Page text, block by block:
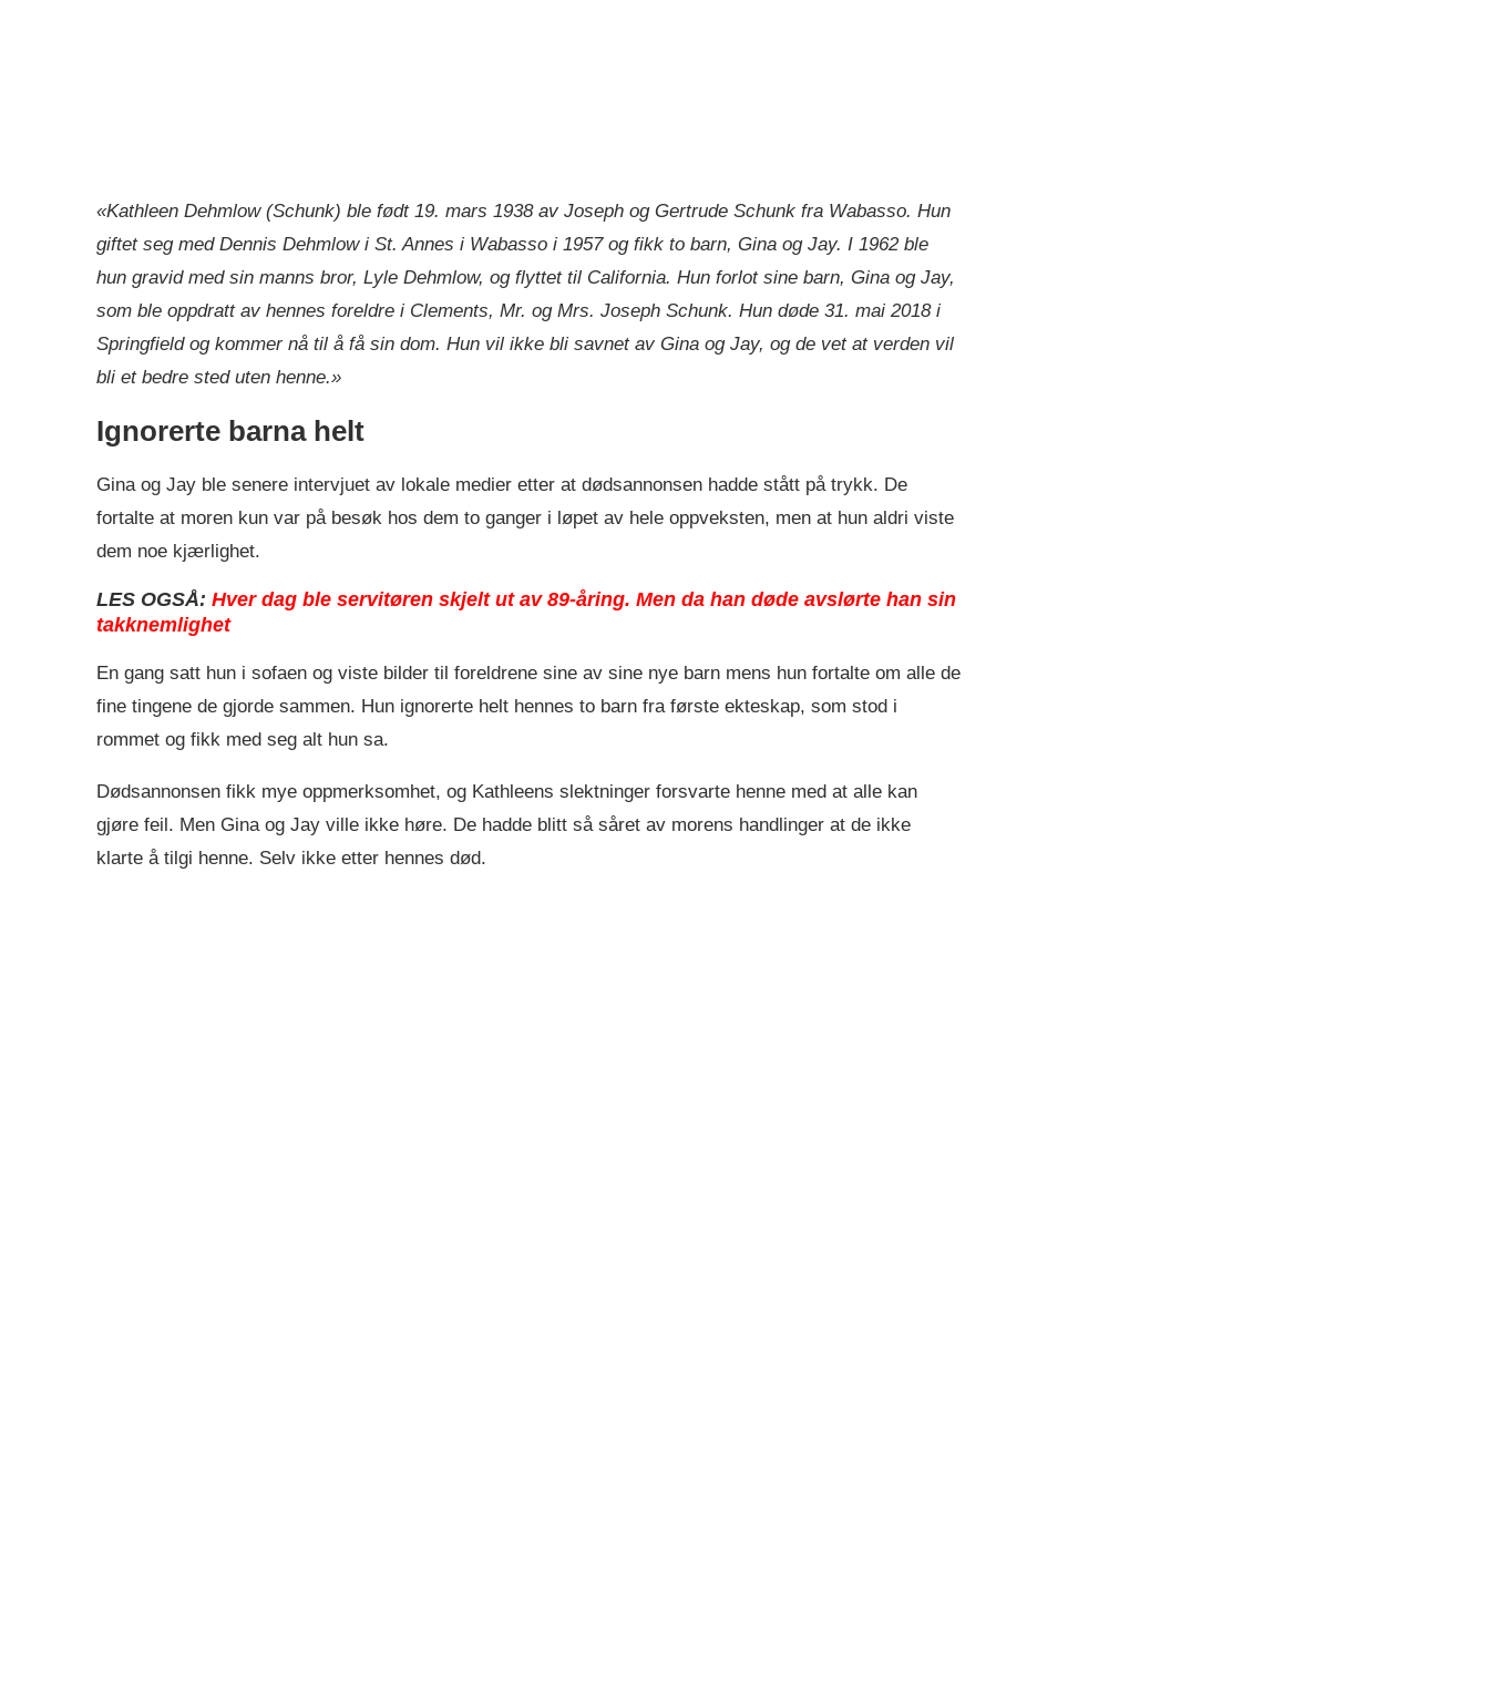
«Kathleen Dehmlow (Schunk) ble født 19. mars 1938 av Joseph og Gertrude Schunk fra Wabasso. Hun
giftet seg med Dennis Dehmlow i St. Annes i Wabasso i 1957 og fikk to barn, Gina og Jay. I 1962 ble
hun gravid med sin manns bror, Lyle Dehmlow, og flyttet til California. Hun forlot sine barn, Gina og Jay,
som ble oppdratt av hennes foreldre i Clements, Mr. og Mrs. Joseph Schunk. Hun døde 31. mai 2018 i
Springfield og kommer nå til å få sin dom. Hun vil ikke bli savnet av Gina og Jay, og de vet at verden vil
bli et bedre sted uten henne.»
Ignorerte barna helt
Gina og Jay ble senere intervjuet av lokale medier etter at dødsannonsen hadde stått på trykk. De
fortalte at moren kun var på besøk hos dem to ganger i løpet av hele oppveksten, men at hun aldri viste
dem noe kjærlighet.
LES OGSÅ: Hver dag ble servitøren skjelt ut av 89-åring. Men da han døde avslørte han sin
takknemlighet
En gang satt hun i sofaen og viste bilder til foreldrene sine av sine nye barn mens hun fortalte om alle de
fine tingene de gjorde sammen. Hun ignorerte helt hennes to barn fra første ekteskap, som stod i
rommet og fikk med seg alt hun sa.
Dødsannonsen fikk mye oppmerksomhet, og Kathleens slektninger forsvarte henne med at alle kan
gjøre feil. Men Gina og Jay ville ikke høre. De hadde blitt så såret av morens handlinger at de ikke
klarte å tilgi henne. Selv ikke etter hennes død.